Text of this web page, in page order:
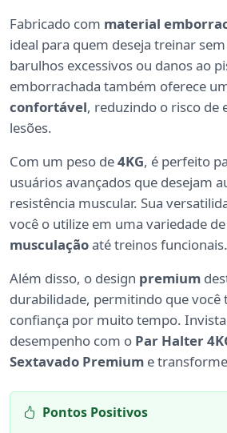
Fabricado com material
ideal para quem deseja treinar
barulhos excessivos ou danos ao
emborrachada também oferece
confortável, reduzindo o risco de
lesões.
Com um peso de4KG, é perfeito
usuários avançados que desejam
resistência muscular. Sua
você o utilize em uma variedade
musculaçãoaté treinos funcionais.
Além disso, o design premium
durabilidade, permitindo que você
confiança por muito tempo. Invista
desempenho com o Par Halter
Sextavado Premium e
Pontos Positivos